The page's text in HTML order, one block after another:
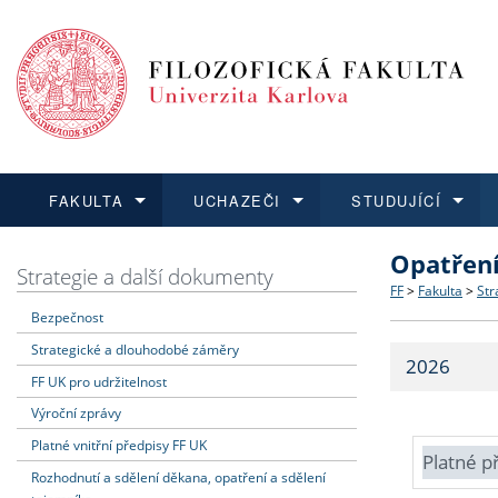
FAKULTA
Dozvědět se více
Struktura
Strategie
Fakultní
UCHAZEČI
Podat přihlášku
Co
Učitelské
STUDUJÍCÍ
Dozvědět se více
Dozvědět se více
O vědě a
Dozvědět se více
Aktuální
Strategie a další dokumenty
Bezpečnost
Strategické a dlouhodobé záměry
FF UK pro udržitelnost
Výroční zprávy
Platné vnitřní předpisy FF UK
Rozhodnutí a sdělení děkana, opatření a sdělení
FF > Fakulta >
2026
Platné